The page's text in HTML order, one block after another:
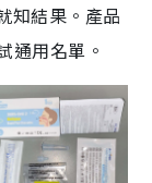
知結果。產品
通用名單。